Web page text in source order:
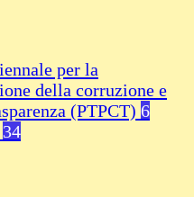
per la
della corruzione e
(PTPCT) 6
34